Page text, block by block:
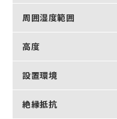
周囲湿度範囲
高度
設置環境
絶縁抵抗